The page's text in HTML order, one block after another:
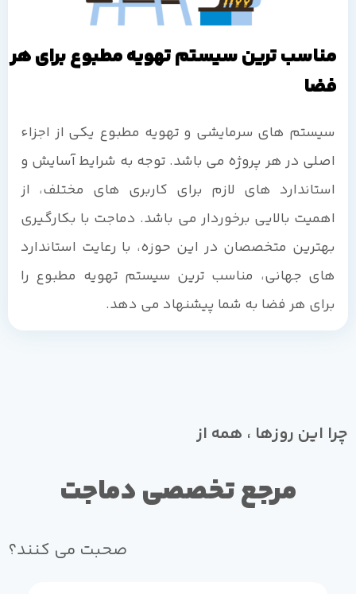
مناسب ترین سیستم تهویه مطبوع برای هر
فضا
سیستم های سرمایشی و تهویه مطبوع یکی از اجزاء
اصلی در هر پروژه می باشد. توجه به شرایط آسایش و
استاندارد های لازم برای کاربری های مختلف، از
اهمیت بالایی برخوردار می باشد. دماجت با بکارگیری
بهترین متخصصان در این حوزه، با رعایت استاندارد
های جهانی، مناسب ترین سیستم تهویه مطبوع را
برای هر فضا به شما پیشنهاد می دهد.
چرا این روزها ، همه از
مرجع تخصصی دماجت
صحبت می کنند؟